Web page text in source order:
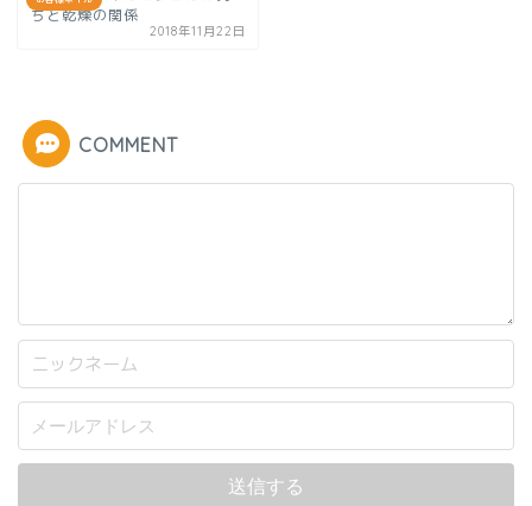
ちと乾燥の関係
2018年11月22日
COMMENT